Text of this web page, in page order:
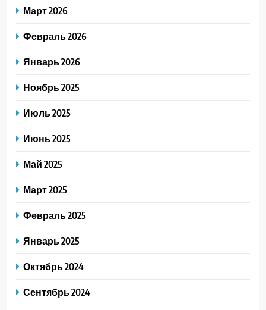
Март 2026
Февраль 2026
Январь 2026
Ноябрь 2025
Июль 2025
Июнь 2025
Май 2025
Март 2025
Февраль 2025
Январь 2025
Октябрь 2024
Сентябрь 2024